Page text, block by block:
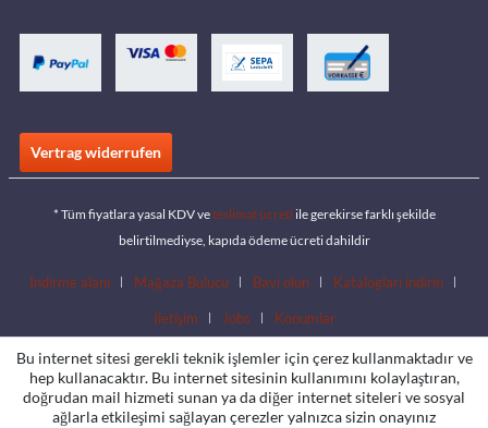
Vertrag widerrufen
* Tüm fiyatlara yasal KDV veteslimat ücreti ile gerekirse farklı şekilde
belirtilmediyse, kapıda ödeme ücreti dahildir
İndirme alanı Mağaza Bulucu Bayi olun Katalogları indirin
İletişim Jobs Konumlar
Bu internet sitesi gerekli teknik işlemler için çerez kullanmaktadır ve
hep kullanacaktır. Bu internet sitesinin kullanımını kolaylaştıran,
doğrudan mail hizmeti sunan ya da diğer internet siteleri ve sosyal
ağlarla etkileşimi sağlayan çerezler yalnızca sizin onayınız